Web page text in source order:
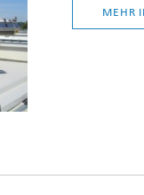
MEHR